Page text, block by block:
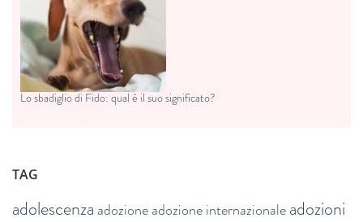
Lo sbadiglio di Fido: qual è il suo significato?
TAG
adolescenza adozioneadozione internazionaleadozioni